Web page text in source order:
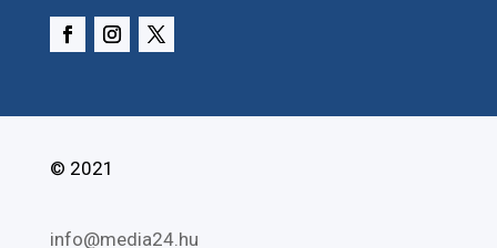
© 2021
info@media24.hu